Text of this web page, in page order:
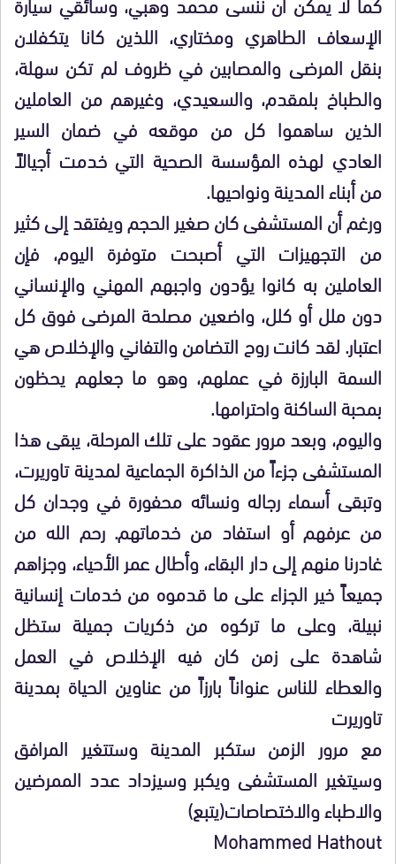
الإسعاف الطاهري ومختاري، اللذين كانا يتكفلان
بنقل المرضى والمصابين في ظروف لم تكن سهلة،
والطباخ بلمقدم، والسعيدي، وغيرهم من العاملين
الذين ساهموا كل من موقعه في ضمان السير
العادي لهذه المؤسسة الصحية التي خدمت أجيالاً
من أبناء المدينة ونواحيها.
ورغم أن المستشفى كان صغير الحجم ويفتقد إلى كثير
من التجهيزات التي أصبحت متوفرة اليوم، فإن
العاملين به كانوا يؤدون واجبهم المهني والإنساني
دون ملل أو كلل، واضعين مصلحة المرضى فوق كل
اعتبار. لقد كانت روح التضامن والتفاني والإخلاص هي
السمة البارزة في عملهم، وهو ما جعلهم يحظون
بمحبة الساكنة واحترامها.
واليوم، وبعد مرور عقود على تلك المرحلة، يبقى هذا
المستشفى جزءاً من الذاكرة الجماعية لمدينة تاوريرت،
وتبقى أسماء رجاله ونسائه محفورة في وجدان كل
من عرفهم أو استفاد من خدماتهم. رحم الله من
غادرنا منهم إلى دار البقاء، وأطال عمر الأحياء، وجزاهم
جميعاً خير الجزاء على ما قدموه من خدمات إنسانية
نبيلة، وعلى ما تركوه من ذكريات جميلة ستظل
شاهدة على زمن كان فيه الإخلاص في العمل
والعطاء للناس عنواناً بارزاً من عناوين الحياة بمدينة
تاوريرت
مع مرور الزمن ستكبر المدينة وستتغير المرافق
وسيتغير المستشفى ويكبر وسيزداد عدد الممرضين
والاطباء والاختصاصات(يتبع)
Mohammed Hathout